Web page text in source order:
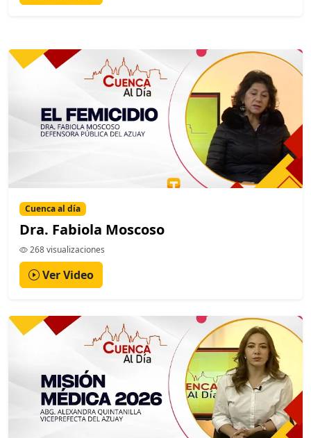
Cuenca al día
Dra. Fabiola Moscoso
268 visualizaciones
Ver Video